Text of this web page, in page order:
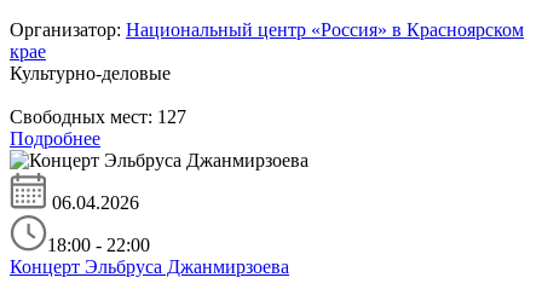
Организатор: Национальный центр «Россия» в Красноярском
крае
Культурно-деловые
Свободных мест: 127
Подробнее
06.04.2026
18:00 - 22:00
Концерт Эльбруса Джанмирзоева